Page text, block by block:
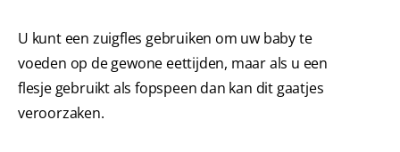
U kunt een zuigfles gebruiken om uw baby te
voeden op de gewone eettijden, maar als u een
flesje gebruikt als fopspeen dan kan dit gaatjes
veroorzaken.